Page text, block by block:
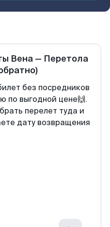
Вена— Перетола
без посредников
по выгодной цене🙌.
перелет туда и
дату возвращения